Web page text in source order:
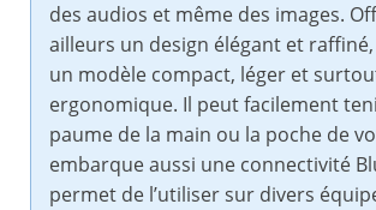
des audios et même des images.
ailleurs un design élégant et raffiné,
un modèle compact, léger et
ergonomique. Il peut facilement
paume de la main ou la poche de
embarque aussi une connectivité
permet de l’utiliser sur divers